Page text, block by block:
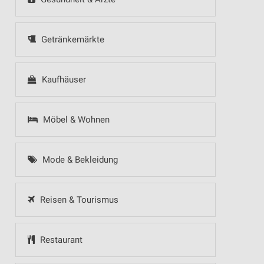
Getränkemärkte
Kaufhäuser
Möbel & Wohnen
Mode & Bekleidung
Reisen & Tourismus
Restaurant